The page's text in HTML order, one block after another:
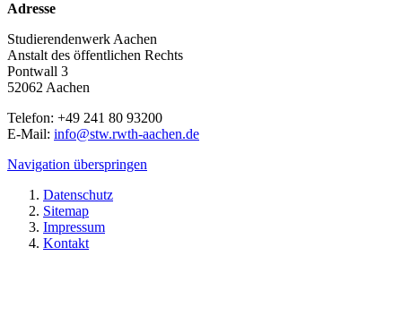
Adresse
Studierendenwerk Aachen
Anstalt des öffentlichen Rechts
Pontwall 3
52062 Aachen
Telefon: +49 241 80 93200
E-Mail: info@stw.rwth-aachen.de
Navigation überspringen
Datenschutz
Sitemap
Impressum
Kontakt